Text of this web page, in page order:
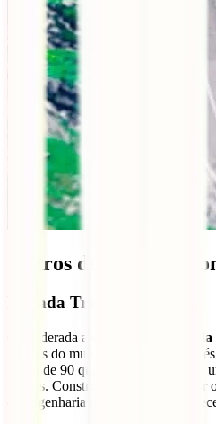
Outros destinos na
Estrada Transfăgărășan
Considerada a estrada mais alta da
bonitas do mundo, serpenteia
longo de 90 quilómetros, atingindo
metros. Construída nos anos 70 por
de engenharia impressionante